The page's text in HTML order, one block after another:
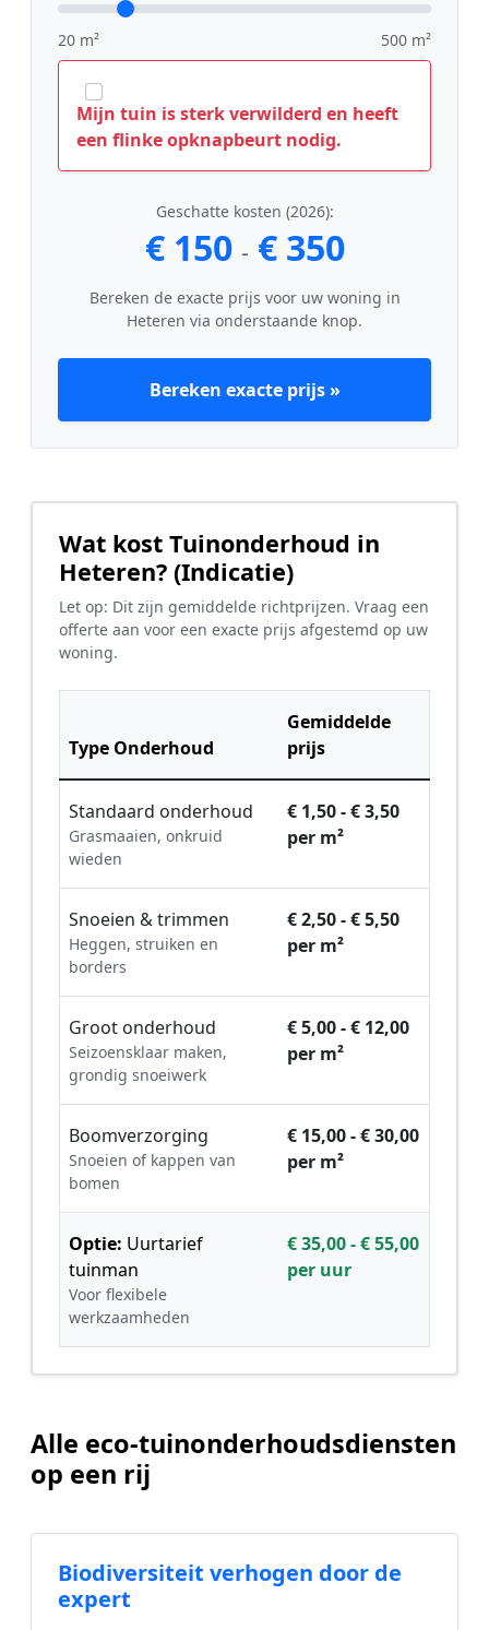
20 m² 500 m²
Mijn tuin is sterk verwilderd en heeft
een flinke opknapbeurt nodig.
Geschatte kosten (2026):
€ 150 - € 350
Bereken de exacte prijs voor uw woning in
Heteren via onderstaande knop.
Bereken exacte prijs »
Wat kost Tuinonderhoud in
Heteren? (Indicatie)
Let op: Dit zijn gemiddelde richtprijzen. Vraag een
offerte aan voor een exacte prijs afgestemd op uw
woning.
Type Onderhoud
Gemiddelde
prijs
Standaard onderhoud
Grasmaaien, onkruid
wieden
€ 1,50 - € 3,50
per m²
Snoeien & trimmen
Heggen, struiken en
borders
€ 2,50 - € 5,50
per m²
Groot onderhoud
Seizoensklaar maken,
grondig snoeiwerk
€ 5,00 - € 12,00
per m²
Boomverzorging
Snoeien of kappen van
bomen
€ 15,00 - € 30,00
per m²
Optie: Uurtarief
tuinman
Voor flexibele
werkzaamheden
€ 35,00 - € 55,00
per uur
Alle eco-tuinonderhoudsdiensten
op een rij
Biodiversiteit verhogen door de
expert